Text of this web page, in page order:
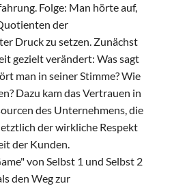
Folge: Man hörte auf,
der
Druck zu setzen. Zunächst
gezielt verändert: Was sagt
man in seiner Stimme? Wie
Dazu kam das Vertrauen in
des Unternehmens, die
der wirkliche Respekt
der Kunden.
von Selbst 1 und Selbst 2
den Weg zur